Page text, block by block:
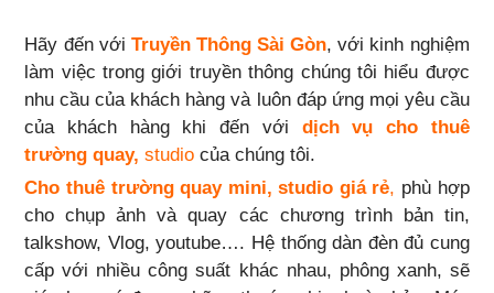
Hãy đến với Truyền Thông Sài Gòn, với kinh nghiệm
làm việc trong giới truyền thông chúng tôi hiểu được
nhu cầu của khách hàng và luôn đáp ứng mọi yêu cầu
của khách hàng khi đến với
dịch vụ cho thuê
trường quay,studio của chúng tôi.
Cho thuê trường quay mini, studio giá rẻ, phù hợp
cho chụp ảnh và quay các chương trình bản tin,
talkshow, Vlog, youtube…. Hệ thống dàn đèn đủ cung
cấp với nhiều công suất khác nhau, phông xanh, sẽ